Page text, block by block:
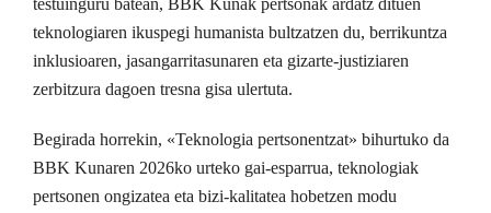
teknologiaren ikuspegi humanista bultzatzen du, berrikuntza
inklusioaren, jasangarritasunaren eta gizarte-justiziaren
zerbitzura dagoen tresna gisa ulertuta.
Begirada horrekin, «Teknologia pertsonentzat» bihurtuko da
BBK Kunaren 2026ko urteko gai-esparrua, teknologiak
pertsonen ongizatea eta bizi-kalitatea hobetzen modu